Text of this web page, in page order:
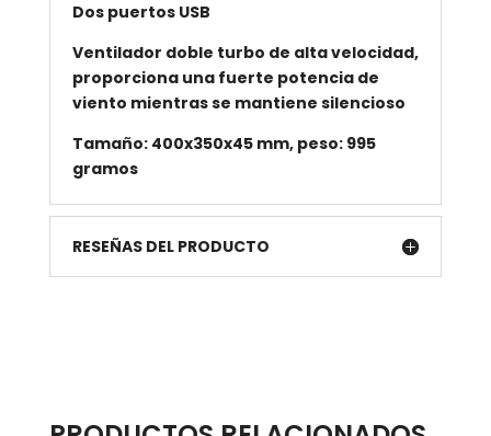
Dos puertos USB
Ventilador doble turbo de alta velocidad,
proporciona una fuerte potencia de
viento mientras se mantiene silencioso
Tamaño: 400x350x45 mm, peso: 995
gramos
RESEÑAS DEL PRODUCTO